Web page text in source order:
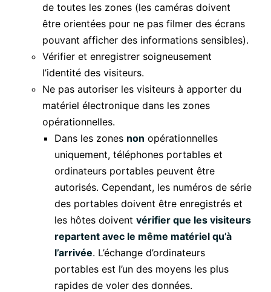
de toutes les zones (les caméras doivent
être orientées pour ne pas filmer des écrans
pouvant afficher des informations sensibles).
Vérifier et enregistrer soigneusement
l’identité des visiteurs.
Ne pas autoriser les visiteurs à apporter du
matériel électronique dans les zones
opérationnelles.
Dans les zones non opérationnelles
uniquement, téléphones portables et
ordinateurs portables peuvent être
autorisés. Cependant, les numéros de série
des portables doivent être enregistrés et
les hôtes doivent vérifier que les visiteurs
repartent avec le même matériel qu’à
l’arrivée. L’échange d’ordinateurs
portables est l’un des moyens les plus
rapides de voler des données.